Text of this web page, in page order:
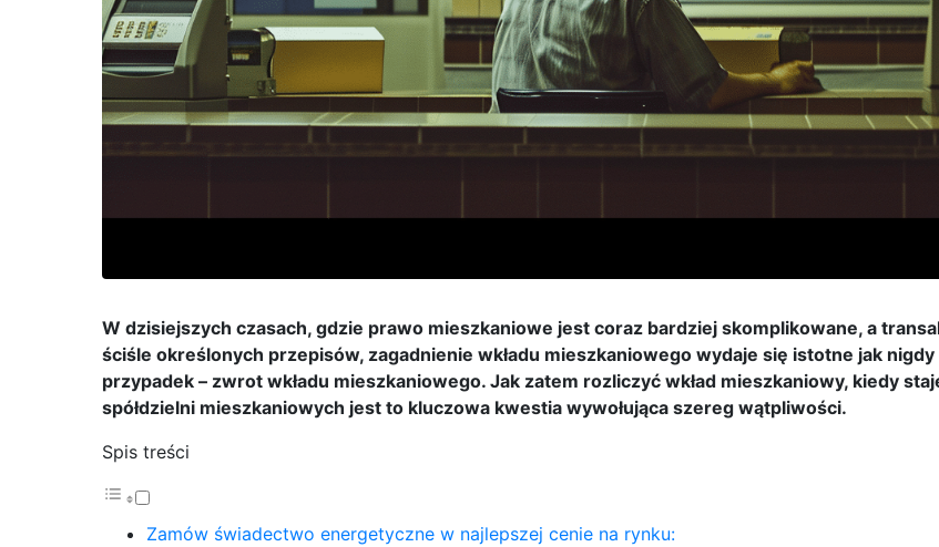
W dzisiejszych czasach, gdzie prawo mieszkaniowe jest coraz bardziej skomplikowane, a
ściśle określonych przepisów, zagadnienie wkładu mieszkaniowego wydaje się istotne jak
przypadek – zwrot wkładu mieszkaniowego. Jak zatem rozliczyć wkład mieszkaniowy, kiedy
spółdzielni mieszkaniowych jest to kluczowa kwestia wywołująca szereg wątpliwości.
Spis treści
Zamów świadectwo energetyczne w najlepszej cenie na rynku: